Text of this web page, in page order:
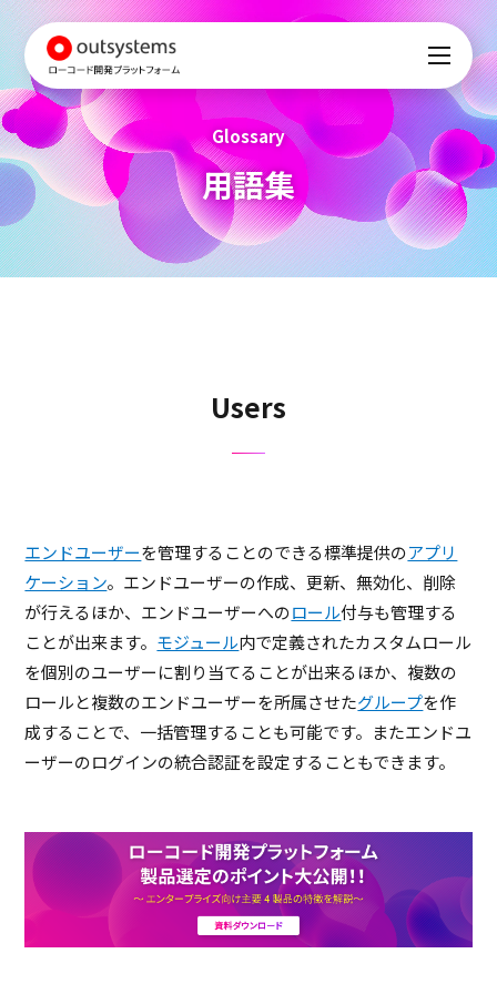
Glossary
用語集
Users
エンドユーザーを管理することのできる標準提供のアプリ
ケーション。エンドユーザーの作成、更新、無効化、削除
が行えるほか、エンドユーザーへのロール付与も管理する
ことが出来ます。 モジュール内で定義されたカスタムロール
を個別のユーザーに割り当てることが出来るほか、複数の
ロールと複数のエンドユーザーを所属させたグループを作
成することで、一括管理することも可能です。またエンドユ
ーザーのログインの統合認証を設定することもできます。